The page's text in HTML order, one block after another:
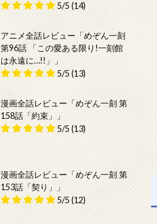
5/5 (14)
アニメ全話レビュー「めぞん一刻
第96話 「この愛ある限り!一刻館
は永遠に…!!」」
5/5 (13)
漫画全話レビュー「めぞん一刻 第
158話「約束」」
5/5 (13)
漫画全話レビュー「めぞん一刻 第
153話「契り」」
5/5 (12)